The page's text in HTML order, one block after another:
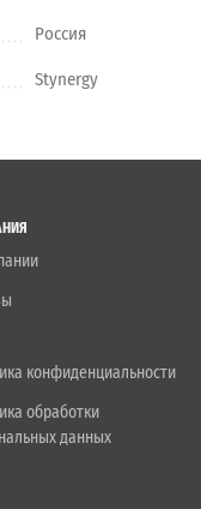
Россия
Stynergy
конфиденциальности
обработки
данных